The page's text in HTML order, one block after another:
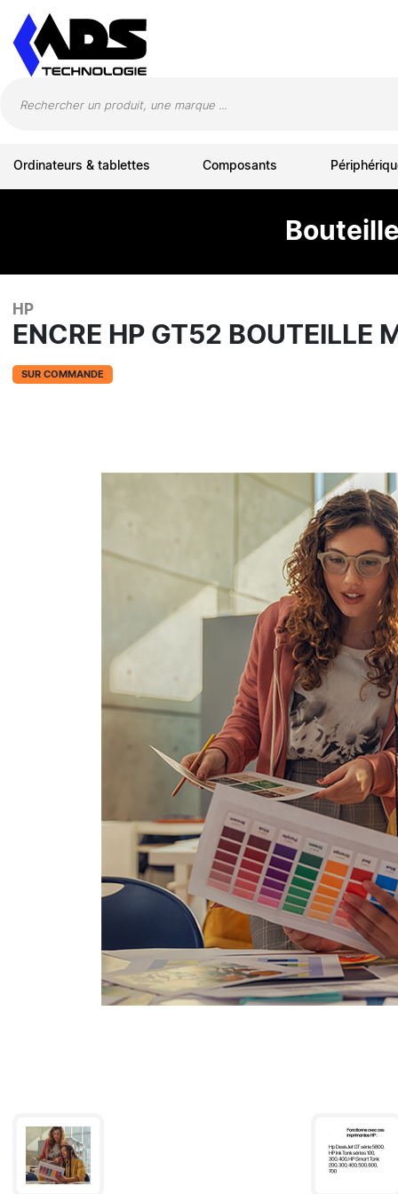
Ordinateurs & tablettes Composants
HP
ENCRE HP GT52 BOUTEILLE
SUR COMMANDE